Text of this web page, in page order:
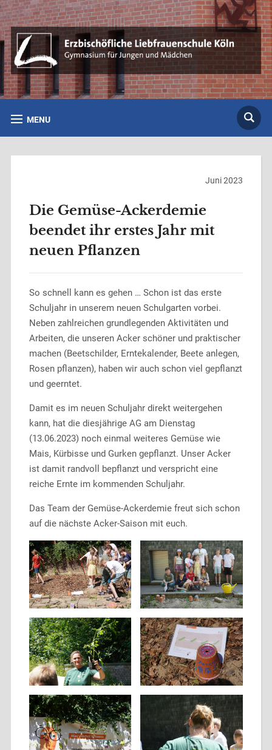
MENU
Juni 2023
Die Gemüse-Ackerdemie
beendet ihr erstes Jahr mit
neuen Pflanzen
So schnell kann es gehen … Schon ist das erste
Schuljahr in unserem neuen Schulgarten vorbei.
Neben zahlreichen grundlegenden Aktivitäten und
Arbeiten, die unseren Acker schöner und praktischer
machen (Beetschilder, Erntekalender, Beete anlegen,
Rosen pflanzen), haben wir auch schon viel gepflanzt
und geerntet.
Damit es im neuen Schuljahr direkt weitergehen
kann, hat die diesjährige AG am Dienstag
(13.06.2023) noch einmal weiteres Gemüse wie
Mais, Kürbisse und Gurken gepflanzt. Unser Acker
ist damit randvoll bepflanzt und verspricht eine
reiche Ernte im kommenden Schuljahr.
Das Team der Gemüse-Ackerdemie freut sich schon
auf die nächste Acker-Saison mit euch.